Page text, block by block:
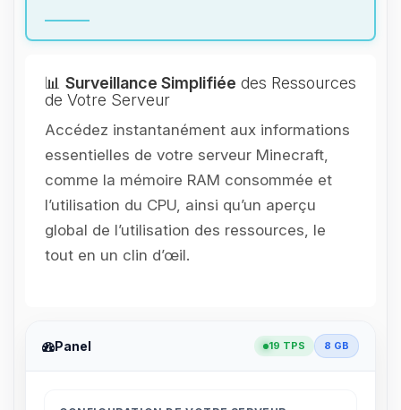
📊 Surveillance Simplifiée des Ressources
de Votre Serveur
Accédez instantanément aux informations
essentielles de votre serveur Minecraft,
comme la mémoire RAM consommée et
l’utilisation du CPU, ainsi qu’un aperçu
global de l’utilisation des ressources, le
tout en un clin d’œil.
Panel 19 TPS 8 GB